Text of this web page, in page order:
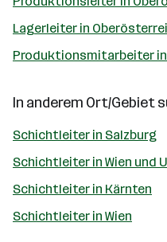
Lagerleiter in
Produktionsmitarbeiter
In anderem Ort/Gebiet
Schichtleiter in Salzburg
Schichtleiter in Wien und
Schichtleiter in Kärnten
Schichtleiter in Wien